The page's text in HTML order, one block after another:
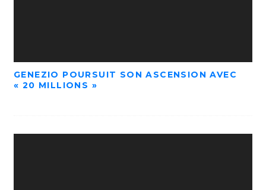
GENEZIO POURSUIT SON ASCENSION AVEC
« 20 MILLIONS »